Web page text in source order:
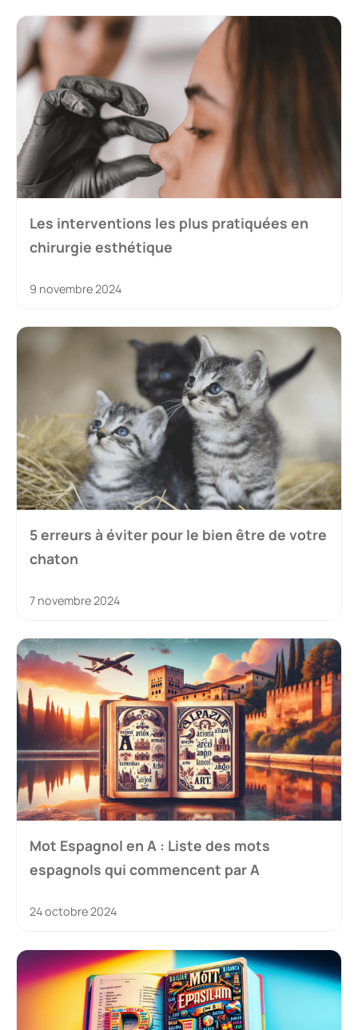
Les interventions les plus pratiquées en
chirurgie esthétique
9 novembre 2024
5 erreurs à éviter pour le bien être de votre
chaton
7 novembre 2024
Mot Espagnol en A : Liste des mots
espagnols qui commencent par A
24 octobre 2024